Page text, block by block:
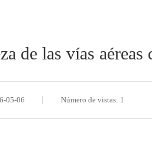
de las vías aéreas
05-06 Número de vistas: 1